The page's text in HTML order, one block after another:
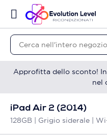
Approfitta dello sconto!
nel
iPad Air 2 (2014)
128GB | Grigio siderale |